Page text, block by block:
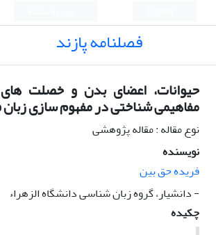
فصلنامه پازند
حیوانات، اعضای بدن و خصلت های
مفاهیمی شناختی در مفهوم سازی
نوع مقاله : مقاله پژوهشی
نویسنده
فریده حق بین
- دانشیار، گروه زبان شناسی دانشگاه الزهراء
چکیده